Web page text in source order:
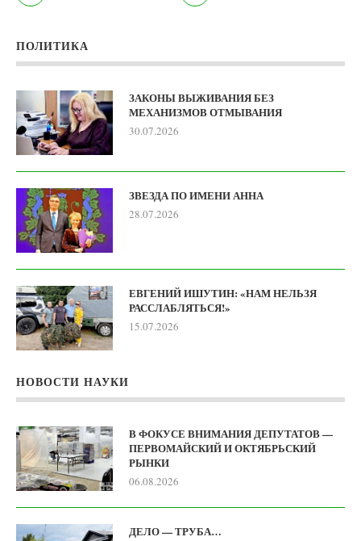
ПОЛИТИКА
ЗАКОНЫ ВЫЖИВАНИЯ БЕЗ
МЕХАНИЗМОВ ОТМЫВАНИЯ
30.07.2026
ЗВЕЗДА ПО ИМЕНИ АННА
28.07.2026
ЕВГЕНИЙ ИШУТИН: «НАМ НЕЛЬЗЯ
РАССЛАБЛЯТЬСЯ!»
15.07.2026
НОВОСТИ НАУКИ
В ФОКУСЕ ВНИМАНИЯ ДЕПУТАТОВ —
ПЕРВОМАЙСКИЙ И ОКТЯБРЬСКИЙ
РЫНКИ
06.08.2026
ДЕЛО — ТРУБА…